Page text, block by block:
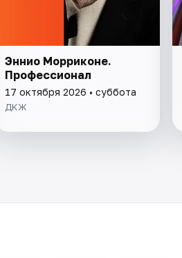
Эннио Морриконе.
Профессионал
17 октября 2026 • суббота
ДКЖ